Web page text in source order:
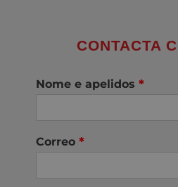
CONTACTA
Nome e apelidos *
Correo *